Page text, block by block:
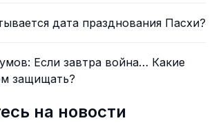
дата празднования Пасхи?
Если завтра война… Какие
защищать?
на новости